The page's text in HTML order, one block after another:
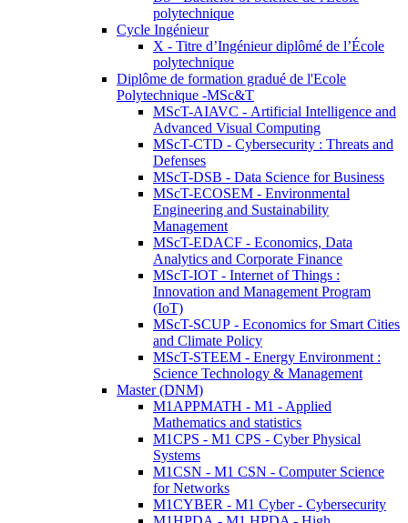
polytechnique
Cycle Ingénieur
X - Titre d’Ingénieur diplômé de l’École
polytechnique
Diplôme de formation gradué de l'Ecole
Polytechnique -MSc&T
MScT-AIAVC - Artificial Intelligence and
Advanced Visual Computing
MScT-CTD - Cybersecurity : Threats and
Defenses
MScT-DSB - Data Science for Business
MScT-ECOSEM - Environmental
Engineering and Sustainability
Management
MScT-EDACF - Economics, Data
Analytics and Corporate Finance
MScT-IOT - Internet of Things :
Innovation and Management Program
(IoT)
MScT-SCUP - Economics for Smart Cities
and Climate Policy
MScT-STEEM - Energy Environment :
Science Technology & Management
Master (DNM)
M1APPMATH - M1 - Applied
Mathematics and statistics
M1CPS - M1 CPS - Cyber Physical
Systems
M1CSN - M1 CSN - Computer Science
for Networks
M1CYBER - M1 Cyber - Cybersecurity